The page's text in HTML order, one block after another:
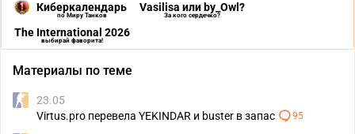
Киберкалендарь
по Миру Танков
Vasilisa или by_Owl?
За кого сердечко?
The International 2026
выбирай фаворита!
Материалы по теме
23.05
Virtus.pro перевела YEKINDAR и buster в запас
95